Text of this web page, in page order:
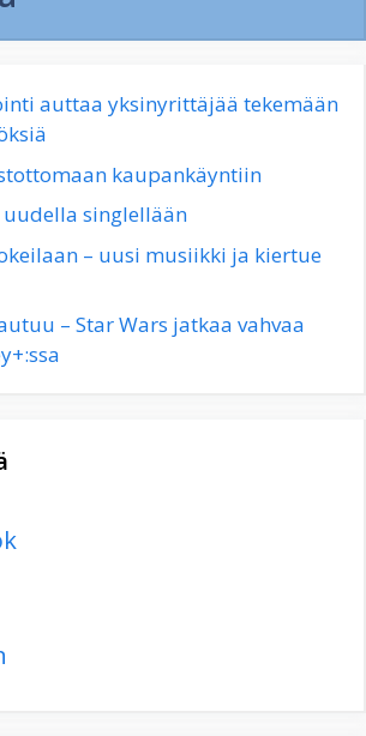
auttaa yksinyrittäjää tekemään
kaupankäyntiin
singlellään
– uusi musiikki ja kiertue
– Star Wars jatkaa vahvaa